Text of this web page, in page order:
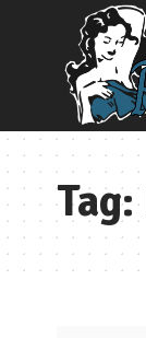
Tag: